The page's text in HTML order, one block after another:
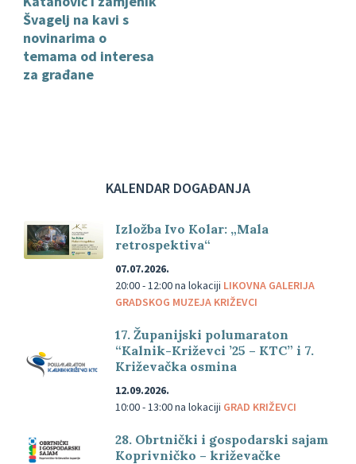
Švagelj na kavi s
novinarima o
temama od interesa
za građane
KALENDAR DOGAĐANJA
Izložba Ivo Kolar: „Mala
retrospektiva“
07.07.2026.
20:00 - 12:00na lokaciji LIKOVNA GALERIJA
GRADSKOG MUZEJA KRIŽEVCI
17. Županijski polumaraton
“Kalnik-Križevci ’25 – KTC” i 7.
Križevačka osmina
12.09.2026.
10:00 - 13:00na lokaciji GRAD KRIŽEVCI
28. Obrtnički i gospodarski sajam
Koprivničko – križevačke